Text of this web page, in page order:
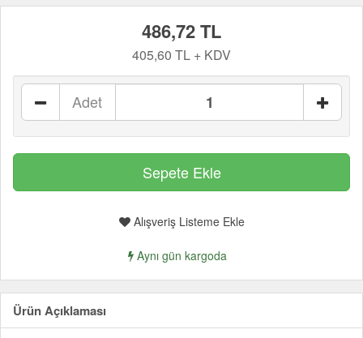
486,72 TL
405,60 TL + KDV
Adet
Alışveriş Listeme Ekle
Aynı gün kargoda
Ürün Açıklaması